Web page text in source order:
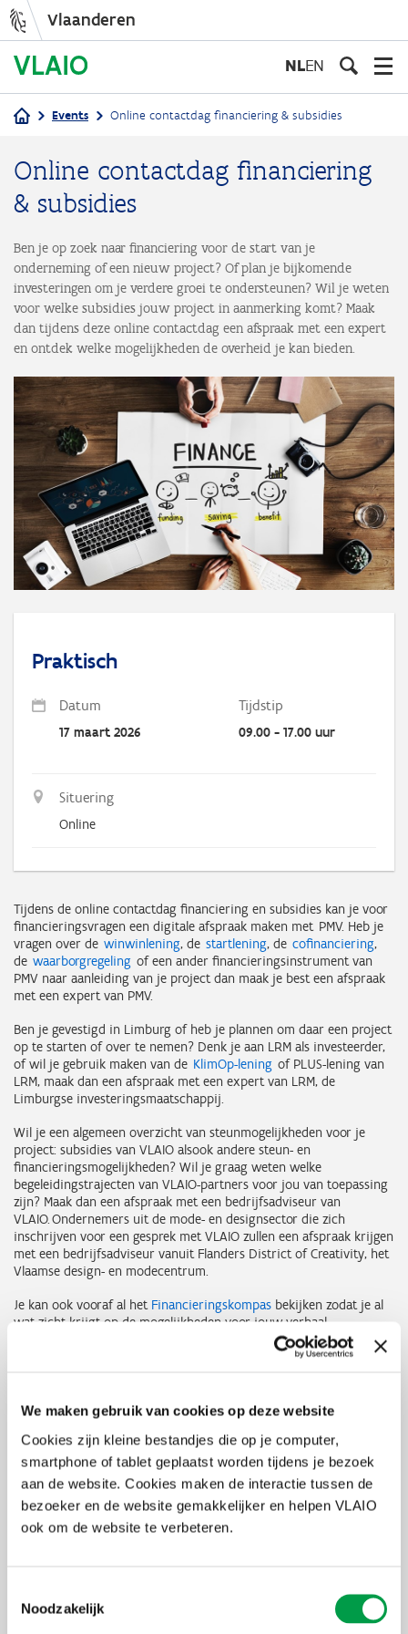
We maken gebruik van cookies op deze website
Cookies zijn kleine bestandjes die op je computer,
smartphone of tablet geplaatst worden tijdens je bezoek
aan de website. Cookies maken de interactie tussen de
bezoeker en de website gemakkelijker en helpen VLAIO
ook om de website te verbeteren.
Noodzakelijk
Vlaanderen
NLEN
Events Online contactdag financiering & subsidies
Online contactdag financiering
& subsidies
Ben je op zoek naar financiering voor de start van je
onderneming of een nieuw project? Of plan je bijkomende
investeringen om je verdere groei te ondersteunen? Wil je weten
voor welke subsidies jouw project in aanmerking komt? Maak
dan tijdens deze online contactdag een afspraak met een expert
en ontdek welke mogelijkheden de overheid je kan bieden.
Praktisch
Datum Tijdstip
17 maart 2026 09.00 - 17.00 uur
Situering
Online
Tijdens de online contactdag financiering en subsidies kan je voor
financieringsvragen een digitale afspraak maken met PMV. Heb je
vragen over de winwinlening, de startlening, de cofinanciering,
de waarborgregeling of een ander financieringsinstrument van
PMV naar aanleiding van je project dan maak je best een afspraak
met een expert van PMV.
Ben je gevestigd in Limburg of heb je plannen om daar een project
op te starten of over te nemen? Denk je aan LRM als investeerder,
of wil je gebruik maken van de KlimOp-lening of PLUS-lening van
LRM, maak dan een afspraak met een expert van LRM, de
Limburgse investeringsmaatschappij.
Wil je een algemeen overzicht van steunmogelijkheden voor je
project: subsidies van VLAIO alsook andere steun- en
financieringsmogelijkheden? Wil je graag weten welke
begeleidingstrajecten van VLAIO-partners voor jou van toepassing
zijn? Maak dan een afspraak met een bedrijfsadviseur van
VLAIO. Ondernemers uit de mode- en designsector die zich
inschrijven voor een gesprek met VLAIO zullen een afspraak krijgen
met een bedrijfsadviseur vanuit Flanders District of Creativity, het
Vlaamse design- en modecentrum.
Je kan ook vooraf al het Financieringskompas bekijken zodat je al
wat zicht krijgt op de mogelijkheden voor jouw verhaal.
beslag. Ben je geïnteresseerd in een gesprek? Geef dan via het
inschrijvingsformulier aan welke vragen je graag stelt, met wie je
een afspraak wenst en welke tijdstippen je het beste passen.
Voor een gesprek met PMV of LRM vragen we je een (summier)
businessplan door te sturen naarAnnick Rodiers , uiterlijk 4 dagen
inschrijvingsdatum